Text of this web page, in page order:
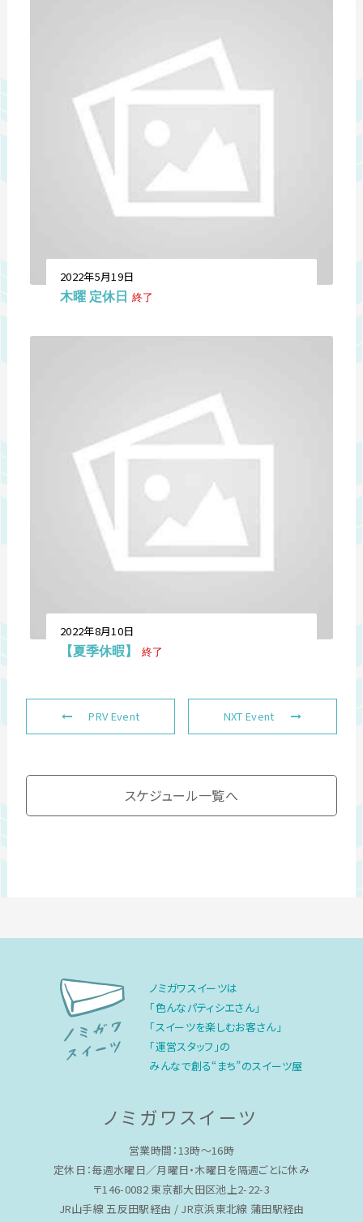
2022年5月19日
木曜 定休日 終了
2022年8月10日
【夏季休暇】 終了
PRV Event NXT Event
スケジュール一覧へ
ノミガワスイーツは
「色んなパティシエさん」
「スイーツを楽しむお客さん」
「運営スタッフ」の
みんなで創る“まち”のスイーツ屋
ノミガワスイーツ
営業時間：13時〜16時
定休日：毎週水曜日／月曜日・木曜日を隔週ごとに休み
〒146-0082 東京都大田区池上2-22-3
JR山手線 五反田駅経由 / JR京浜東北線 蒲田駅経由